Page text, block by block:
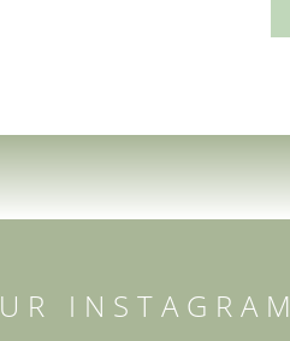
INSTAGRAM